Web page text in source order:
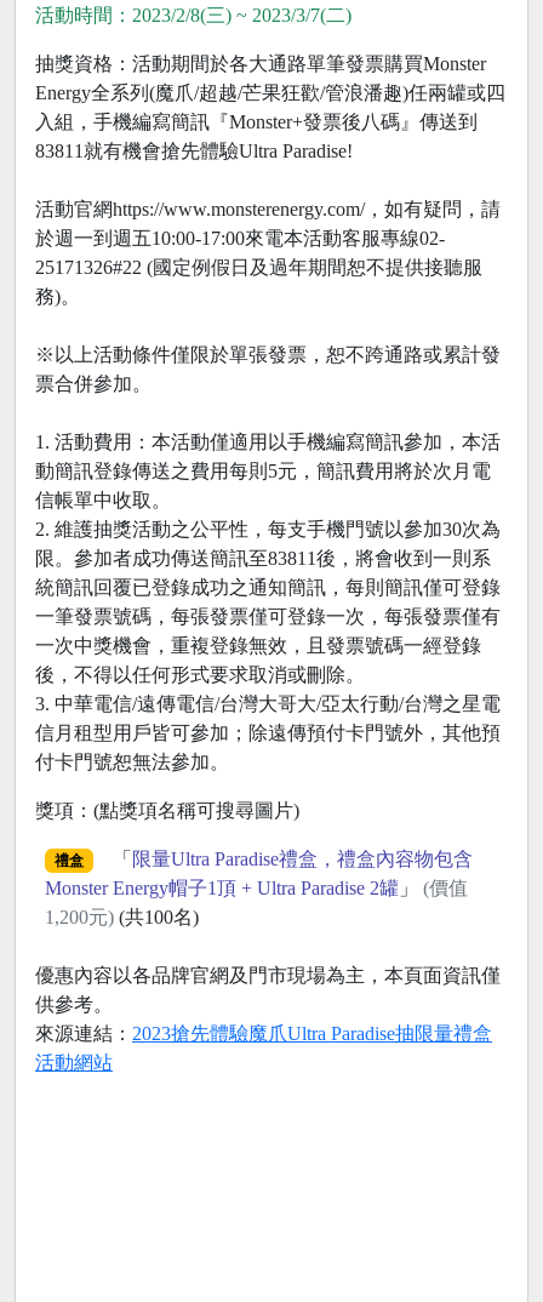
活動時間：2023/2/8(三) ~ 2023/3/7(二)
抽獎資格：活動期間於各大通路單筆發票購買Monster
Energy全系列(魔爪/超越/芒果狂歡/管浪潘趣)任兩罐或四
入組，手機編寫簡訊『Monster+發票後八碼』傳送到
83811就有機會搶先體驗Ultra Paradise!
活動官網https://www.monsterenergy.com/，如有疑問，請
於週一到週五10:00-17:00來電本活動客服專線02-
25171326#22 (國定例假日及過年期間恕不提供接聽服
務)。
※以上活動條件僅限於單張發票，恕不跨通路或累計發
票合併參加。
1. 活動費用：本活動僅適用以手機編寫簡訊參加，本活
動簡訊登錄傳送之費用每則5元，簡訊費用將於次月電
信帳單中收取。
2. 維護抽獎活動之公平性，每支手機門號以參加30次為
限。參加者成功傳送簡訊至83811後，將會收到一則系
統簡訊回覆已登錄成功之通知簡訊，每則簡訊僅可登錄
一筆發票號碼，每張發票僅可登錄一次，每張發票僅有
一次中獎機會，重複登錄無效，且發票號碼一經登錄
後，不得以任何形式要求取消或刪除。
3. 中華電信/遠傳電信/台灣大哥大/亞太行動/台灣之星電
信月租型用戶皆可參加；除遠傳預付卡門號外，其他預
付卡門號恕無法參加。
獎項：(點獎項名稱可搜尋圖片)
禮盒 「 限量Ultra Paradise禮盒，禮盒內容物包含
Monster Energy帽子1頂 + Ultra Paradise 2罐 」 (價值
1,200元) (共100名)
優惠內容以各品牌官網及門市現場為主，本頁面資訊僅
供參考。
來源連結： 2023搶先體驗魔爪Ultra Paradise抽限量禮盒
活動網站